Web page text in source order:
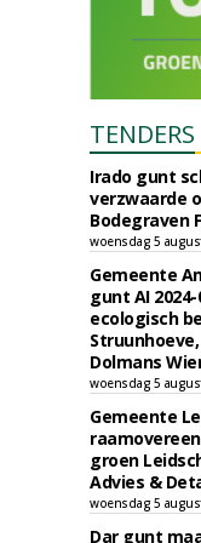
TENDERS
Irado gunt
verzwaarde
Bodegraven
woensdag 5
Gemeente
gunt AI
ecologisch
Dolmans
woensdag 5
Gemeente
groen
Advies &
woensdag 5
Dar gunt